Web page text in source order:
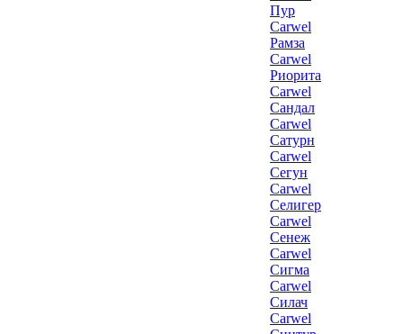
Пур
Carwel
Рамза
Carwel
Риорита
Carwel
Сандал
Carwel
Сатурн
Carwel
Сегун
Carwel
Селигер
Carwel
Сенеж
Carwel
Сигма
Carwel
Силач
Carwel